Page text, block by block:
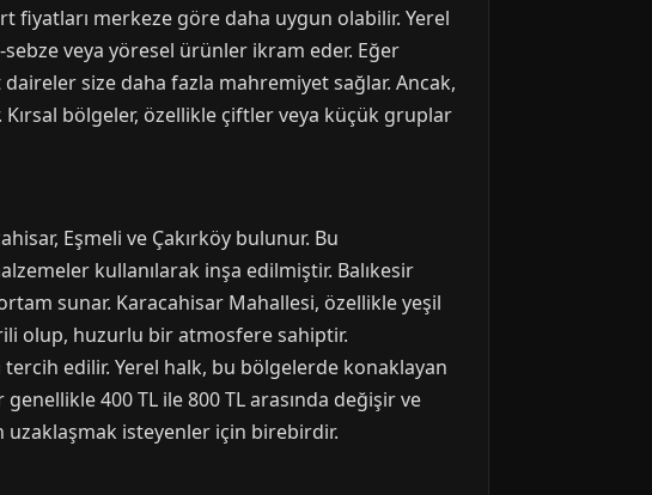
fiyatları merkeze göre daha uygun olabilir. Yerel
veya yöresel ürünler ikram eder. Eğer
size daha fazla mahremiyet sağlar. Ancak,
Kırsal bölgeler, özellikle çiftler veya küçük gruplar
Eşmeli ve Çakırköy bulunur. Bu
kullanılarak inşa edilmiştir. Balıkesir
sunar. Karacahisar Mahallesi, özellikle yeşil
olup, huzurlu bir atmosfere sahiptir.
edilir. Yerel halk, bu bölgelerde konaklayan
400 TL ile 800 TL arasında değişir ve
uzaklaşmak isteyenler için birebirdir.